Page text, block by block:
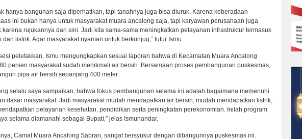
hanya bangunan saja diperhatikan, tapi tanahnya juga bisa diuruk. Karena keberadaan
ini bukan hanya untuk masyarakat muara ancalong saja, tapi karyawan perusahaan juga
karena rujukannya dari sini. Jadi kita sama-sama meningkatkan pelayanan infrastruktur termasuk
dan listrik. Agar masyarakat nyaman untuk berkunjug,” tutur Ismu.
peletakkan, Ismu mengungkapkan sesuai laporan bahwa di Kecamatan Muara Ancalong
persen masyarakat sudah menikmati air bersih. Bersamaan proses pembangunan puskesmas,
pipa air bersih sepanjang 400 meter.
selalu saya sampaikan, bahwa fokus pembangunan selama ini adalah bagaimana memenuhi
dasar masyarakat. Jadi masyarakat mudah mendapatkan air bersih, mudah mendapatkan listrik,
pelayanan kesehatan, pendidikan serta peningkatan perekonomian. Inilah program
selama diamanahi sebagai Bupati,” jelas Ismunandar.
Camat Muara Ancalong Sabran, sangat bersyukur dengan dibangunnya puskesmas ini.